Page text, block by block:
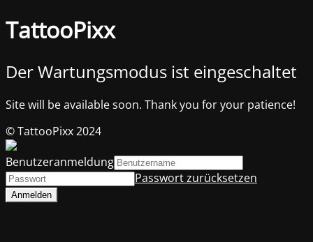
TattooPixx
Der Wartungsmodus ist eingeschaltet
Site will be available soon. Thank you for your patience!
© TattooPixx 2024
Benutzeranmeldung
Passwort zurücksetzen